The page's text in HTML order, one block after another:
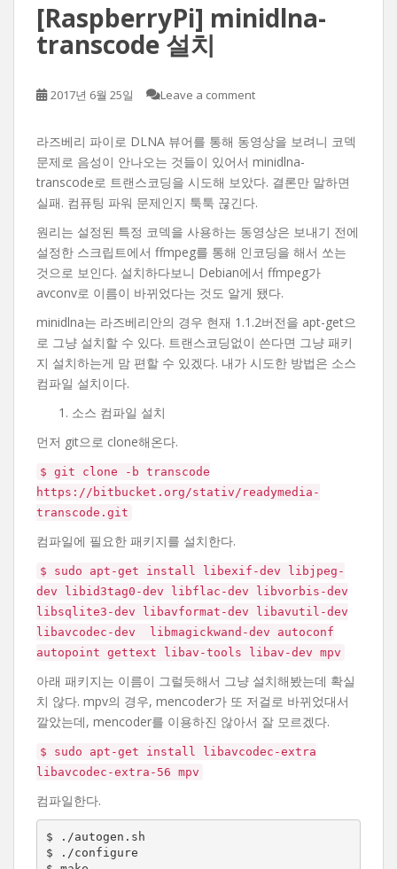
[RaspberryPi] minidlna-
transcode 설치
2017년 6월 25일 Leave a comment
라즈베리 파이로 DLNA 뷰어를 통해 동영상을 보려니 코덱
문제로 음성이 안나오는 것들이 있어서 minidlna-
transcode로 트랜스코딩을 시도해 보았다. 결론만 말하면
실패. 컴퓨팅 파워 문제인지 툭툭 끊긴다.
원리는 설정된 특정 코덱을 사용하는 동영상은 보내기 전에
설정한 스크립트에서 ffmpeg를 통해 인코딩을 해서 쏘는
것으로 보인다. 설치하다보니 Debian에서 ffmpeg가
avconv로 이름이 바뀌었다는 것도 알게 됐다.
minidlna는 라즈베리안의 경우 현재 1.1.2버전을 apt-get으
로 그냥 설치할 수 있다. 트랜스코딩없이 쓴다면 그냥 패키
지 설치하는게 맘 편할 수 있겠다. 내가 시도한 방법은 소스
컴파일 설치이다.
소스 컴파일 설치
먼저 git으로 clone해온다.
$ git clone -b transcode
https://bitbucket.org/stativ/readymedia-
transcode.git
컴파일에 필요한 패키지를 설치한다.
$ sudo apt-get install libexif-dev libjpeg-
dev libid3tag0-dev libflac-dev libvorbis-dev
libsqlite3-dev libavformat-dev libavutil-dev
libavcodec-dev libmagickwand-dev autoconf
autopoint gettext libav-tools libav-dev mpv
아래 패키지는 이름이 그럴듯해서 그냥 설치해봤는데 확실
치 않다. mpv의 경우, mencoder가 또 저걸로 바뀌었대서
깔았는데, mencoder를 이용하진 않아서 잘 모르겠다.
$ sudo apt-get install libavcodec-extra
libavcodec-extra-56 mpv
컴파일한다.
$ ./autogen.sh
$ ./configure